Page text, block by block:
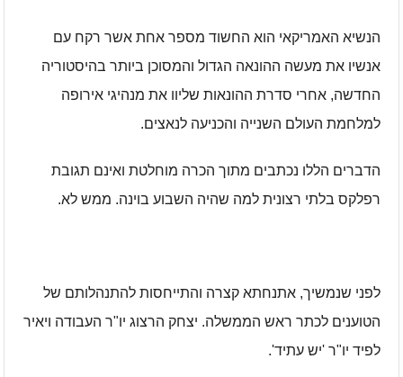
הנשיא האמריקאי הוא החשוד מספר אחת אשר רקח עם
אנשיו את מעשה ההונאה הגדול והמסוכן ביותר בהיסטוריה
החדשה, אחרי סדרת ההונאות שליוו את מנהיגי אירופה
למלחמת העולם השנייה והכניעה לנאצים.
הדברים הללו נכתבים מתוך הכרה מוחלטת ואינם תגובת
רפלקס בלתי רצונית למה שהיה השבוע בוינה. ממש לא.
לפני שנמשיך, אתנחתא קצרה והתייחסות להתנהלותם של
הטוענים לכתר ראש הממשלה. יצחק הרצוג יו"ר העבודה ויאיר
לפיד יו"ר 'יש עתיד'.